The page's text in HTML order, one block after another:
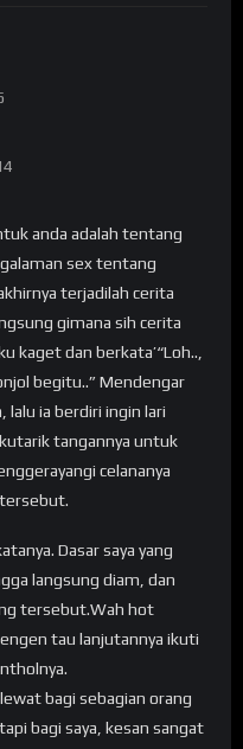
anda adalah tentang
sex tentang
terjadilah cerita
gimana sih cerita
kaget dan berkata’“Loh..,
begitu..” Mendengar
lalu ia berdiri ingin lari
tangannya untuk
celananya
Dasar saya yang
langsung diam, dan
tersebut.Wah hot
tau lanjutannya ikuti
bagi sebagian orang
bagi saya, kesan sangat